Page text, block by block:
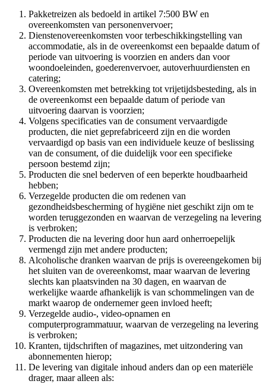
Pakketreizen als bedoeld in artikel 7:500 BW en
overeenkomsten van personenvervoer;
Dienstenovereenkomsten voor terbeschikkingstelling van
accommodatie, als in de overeenkomst een bepaalde datum of
periode van uitvoering is voorzien en anders dan voor
woondoeleinden, goederenvervoer, autoverhuurdiensten en
catering;
Overeenkomsten met betrekking tot vrijetijdsbesteding, als in
de overeenkomst een bepaalde datum of periode van
uitvoering daarvan is voorzien;
Volgens specificaties van de consument vervaardigde
producten, die niet geprefabriceerd zijn en die worden
vervaardigd op basis van een individuele keuze of beslissing
van de consument, of die duidelijk voor een specifieke
persoon bestemd zijn;
Producten die snel bederven of een beperkte houdbaarheid
hebben;
Verzegelde producten die om redenen van
gezondheidsbescherming of hygiëne niet geschikt zijn om te
worden teruggezonden en waarvan de verzegeling na levering
is verbroken;
Producten die na levering door hun aard onherroepelijk
vermengd zijn met andere producten;
Alcoholische dranken waarvan de prijs is overeengekomen bij
het sluiten van de overeenkomst, maar waarvan de levering
slechts kan plaatsvinden na 30 dagen, en waarvan de
werkelijke waarde afhankelijk is van schommelingen van de
markt waarop de ondernemer geen invloed heeft;
Verzegelde audio-, video-opnamen en
computerprogrammatuur, waarvan de verzegeling na levering
is verbroken;
Kranten, tijdschriften of magazines, met uitzondering van
abonnementen hierop;
De levering van digitale inhoud anders dan op een materiële
drager, maar alleen als: